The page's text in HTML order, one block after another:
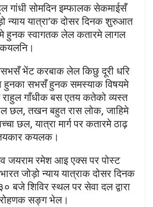
गांधी सोमदिन इम्फालक सेकमाईसँ
न्याय यात्रा’क दोसर दिनक शुरुआत
हुनक स्वागतक लेल कतारमे लागल
भेंट करबाक लेल किछु दूरी धरि
सभसँ हुनक समस्याक विषयमे
गाँधीक बस एतय कतेको व्यस्त
छल, तखन बहुत रास लोक, जाहिमे
छल, यात्रा मार्ग पर कतारमे ठाढ़
कयलक।
जयराम रमेश आइ एक्स पर पोस्ट
जोड़ो न्याय यात्राक दोसर दिनक
बजे शिविर स्थल पर सेवा दल द्वारा
सङ्ग भेल।